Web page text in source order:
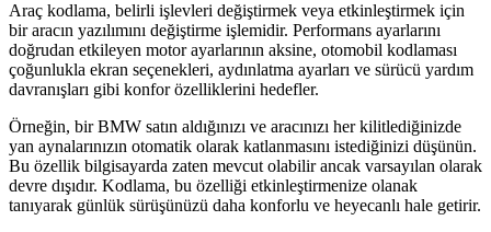
Araç kodlama, belirli işlevleri değiştirmek veya etkinleştirmek için
bir aracın yazılımını değiştirme işlemidir. Performans ayarlarını
doğrudan etkileyen motor ayarlarının aksine, otomobil kodlaması
çoğunlukla ekran seçenekleri, aydınlatma ayarları ve sürücü yardım
davranışları gibi konfor özelliklerini hedefler.
Örneğin, bir BMW satın aldığınızı ve aracınızı her kilitlediğinizde
yan aynalarınızın otomatik olarak katlanmasını istediğinizi düşünün.
Bu özellik bilgisayarda zaten mevcut olabilir ancak varsayılan olarak
devre dışıdır. Kodlama, bu özelliği etkinleştirmenize olanak
tanıyarak günlük sürüşünüzü daha konforlu ve heyecanlı hale getirir.